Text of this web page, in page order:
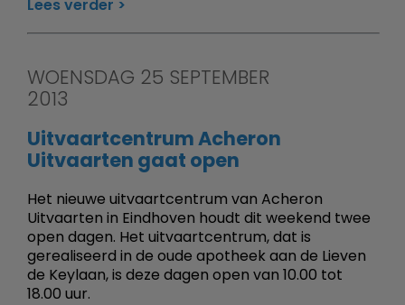
Lees verder
WOENSDAG 25 SEPTEMBER
2013
Uitvaartcentrum Acheron
Uitvaarten gaat open
Het nieuwe uitvaartcentrum van Acheron
Uitvaarten in Eindhoven houdt dit weekend twee
open dagen. Het uitvaartcentrum, dat is
gerealiseerd in de oude apotheek aan de Lieven
de Keylaan, is deze dagen open van 10.00 tot
18.00 uur.